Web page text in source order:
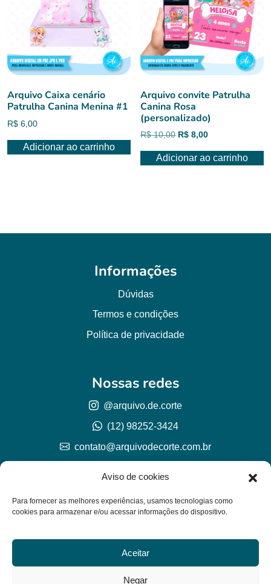
Aviso de cookies
Para fornecer as melhores experiências, usamos tecnologias como
cookies para armazenar e/ou acessar informações do dispositivo.
Aceitar
Negar
Arquivo Caixa cenário
Patrulha Canina Menina #1
R$ 6,00
Adicionar ao carrinho
Arquivo convite Patrulha
Canina Rosa
(personalizado)
R$10,00 O
original
R$ 8,00O
atual
Adicionar ao carrinho
Informações
Dúvidas
Termos e condições
Política de privacidade
© Arquivo de corte 2026
CNPJ 57.978.789/0001-77
Nossas redes
@arquivo.de.corte
(12) 98252-3424
contato@arquivodecorte.com.br